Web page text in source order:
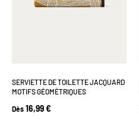
SERVIETTE DE TOILETTE JACQUARD
MOTIFS GÉOMÉTRIQUES
Dès 16,99 €